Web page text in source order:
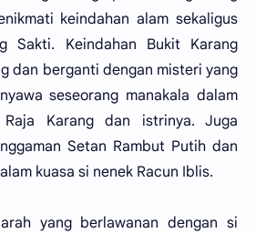
keindahan alam sekaligus
Sakti. Keindahan Bukit Karang
dan berganti dengan misteri yang
seseorang manakala dalam
Raja Karang dan istrinya. Juga
Setan Rambut Putih dan
kuasa si nenek Racun Iblis.
yang berlawanan dengan si